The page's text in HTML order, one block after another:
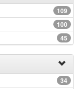
109
100
45
34